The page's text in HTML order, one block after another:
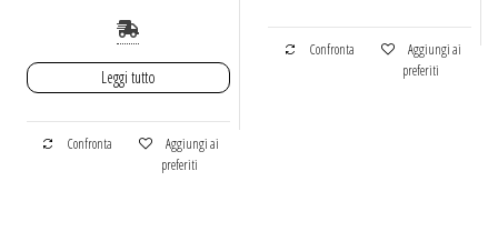
Leggi tutto
Confronta
Aggiungi ai
preferiti
Confronta
Aggiungi ai
preferiti